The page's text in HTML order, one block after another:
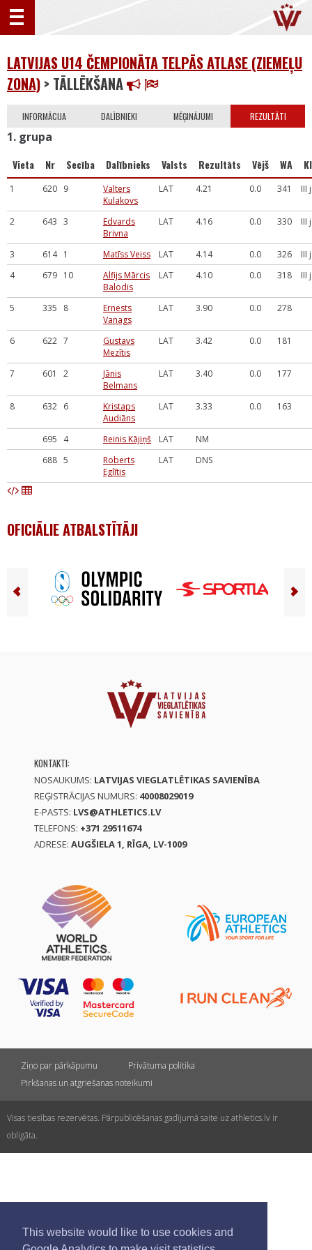
This website would like to use cookies and
LATVIJAS U14 ČEMPIONĀTA TELPĀS ATLASE (ZIEMEĻU
ZONA) > TĀLLĒKŠANA
INFORMĀCIJA DALĪBNIEKI MĒĢINĀJUMI REZULTĀTI
1. grupa
Vieta Nr Secība Dalībnieks Valsts Rezultāts Vējš WA
1 620 9
Valters
Kulakovs
LAT 4.21 0.0 341 III
2 643 3
Edvards
Brivna
LAT 4.16 0.0 330 III
3 614 1 Matīss Veiss LAT 4.14 0.0 326
III
4
679 10
Alfijs Mārcis
Balodis
LAT 4.10 0.0 318 III
5 335 8
Ernests
Vanags
LAT 3.90 0.0 278
6 622 7
Gustavs
Mezītis
LAT 3.42 0.0 181
7 601 2
Jānis
Belmans
LAT 3.40 0.0 177
8 632 6
Kristaps
Audiāns
LAT 3.33 0.0 163
695 4 Reinis Kājiņš LAT
NM
688 5
Roberts
Eglītis
LAT DNS
OFICIĀLIE ATBALSTĪTĀJI
KONTAKTI:
NOSAUKUMS: LATVIJAS VIEGLATLĒTIKAS SAVIENĪBA
REĢISTRĀCIJAS NUMURS: 40008029019
E-PASTS: LVS@ATHLETICS.LV
TELEFONS: +371 29511674
ADRESE: AUGŠIELA 1, RĪGA, LV-1009
Ziņo par pārkāpumu
Privātuma politika
Pirkšanas un atgriešanas noteikumi
Visas tiesības rezervētas. Pārpublicēšanas gadījumā saite uz athletics.lv ir
obligāta.